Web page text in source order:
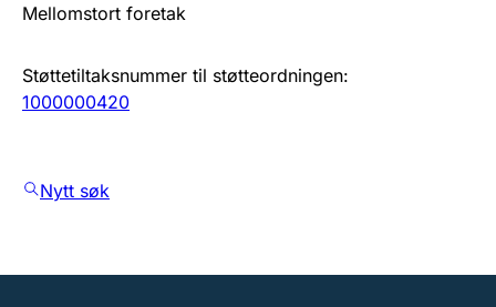
Mellomstort foretak
Støttetiltaksnummer til støtteordningen:
1000000420
Nytt søk